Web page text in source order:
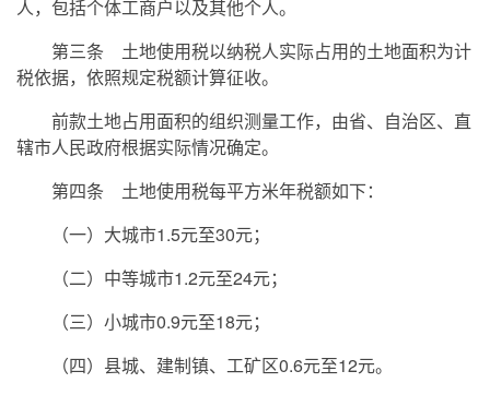
人，包括个体工商户以及其他个人。
第三条 土地使用税以纳税人实际占用的土地面积为计
税依据，依照规定税额计算征收。
前款土地占用面积的组织测量工作，由省、自治区、直
辖市人民政府根据实际情况确定。
第四条 土地使用税每平方米年税额如下：
（一）大城市1.5元至30元；
（二）中等城市1.2元至24元；
（三）小城市0.9元至18元；
（四）县城、建制镇、工矿区0.6元至12元。